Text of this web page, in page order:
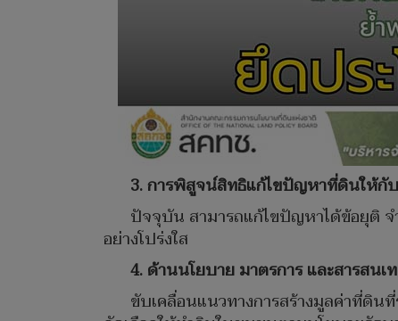
3. การพิสูจน์สิทธิแก้ไขปัญหาที่ดินให้กั
ปัจจุบัน สามารถแก้ไขปัญหาได้ข้อยุติ จ
อย่างโปร่งใส
4. ด้านนโยบาย มาตรการ และสารสน
ขับเคลื่อนแนวทางการสร้างมูลค่าที่ดิน